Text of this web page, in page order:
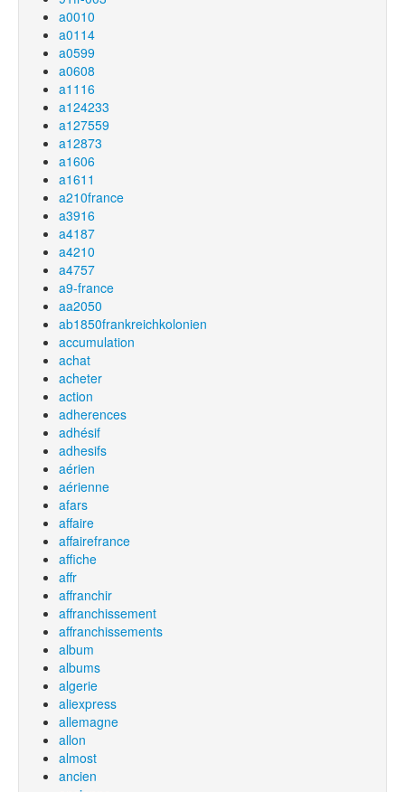
a0010
a0114
a0599
a0608
a1116
a124233
a127559
a12873
a1606
a1611
a210france
a3916
a4187
a4210
a4757
a9-france
aa2050
ab1850frankreichkolonien
accumulation
achat
acheter
action
adherences
adhésif
adhesifs
aérien
aérienne
afars
affaire
affairefrance
affiche
affr
affranchir
affranchissement
affranchissements
album
albums
algerie
aliexpress
allemagne
allon
almost
ancien